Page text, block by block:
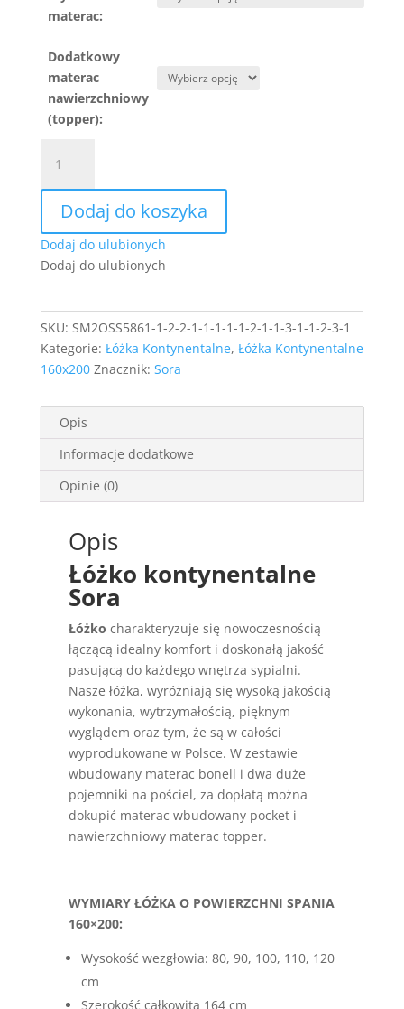
materac:
Dodatkowy
materac
nawierzchniowy
(topper):
Łóżko
kontynentalne
Sora
160x200
z
wbudowanym
Dodaj do koszyka
Dodaj do ulubionych
Dodaj do ulubionych
SKU: SM2OSS5861-1-2-2-1-1-1-1-1-2-1-1-3-1-1-2-3-1
Kategorie: Łóżka Kontynentalne, Łóżka Kontynentalne
160x200 Znacznik: Sora
Opis
Informacje dodatkowe
Opinie (0)
Opis
Łóżko kontynentalne
Sora
Łóżko charakteryzuje się nowoczesnością
łączącą idealny komfort i doskonałą jakość
pasującą do każdego wnętrza sypialni.
Nasze łóżka, wyróżniają się wysoką jakością
wykonania, wytrzymałością, pięknym
wyglądem oraz tym, że są w całości
wyprodukowane w Polsce. W zestawie
wbudowany materac bonell i dwa duże
pojemniki na pościel, za dopłatą można
dokupić materac wbudowany pocket i
nawierzchniowy materac topper.
WYMIARY ŁÓŻKA O POWIERZCHNI SPANIA
160×200:
Wysokość wezgłowia: 80, 90, 100, 110, 120
cm
Szerokość całkowita 164 cm